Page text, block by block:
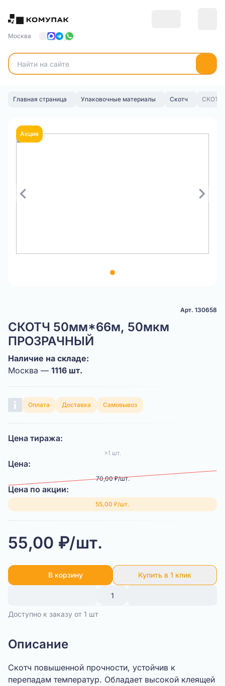
Москва
Главная страница Упаковочные материалы Скотч СКОТЧ
Акция
Арт. 130658
СКОТЧ 50мм*66м, 50мкм
ПРОЗРАЧНЫЙ
Наличие на складе:
Москва — 1116 шт.
Оплата Доставка Самовывоз
Цена тиража:
>1 шт.
Цена:
70,00 ₽/шт.
Цена по акции:
55,00 ₽/шт.
55,00 ₽/шт.
В корзину Купить в 1 клик
Доступно к заказу от 1 шт
Описание
Скотч повышенной прочности, устойчив к
перепадам температур. Обладает высокой клеящей